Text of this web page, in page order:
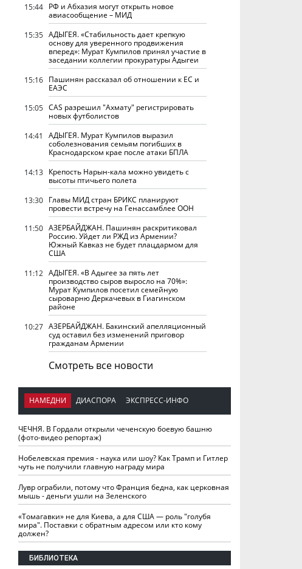
15:44 РФ и Абхазия могут открыть новое
авиасообщение – МИД
15:35 АДЫГЕЯ. «Стабильность дает крепкую
основу для уверенного продвижения
вперед»: Мурат Кумпилов принял участие в
заседании коллегии прокуратуры Адыгеи
15:16 Пашинян рассказал об отношении к ЕС и
ЕАЭС
15:05 CAS разрешил "Ахмату" регистрировать
новых футболистов
14:41
АДЫГЕЯ. Мурат Кумпилов выразил
соболезнования семьям погибших в
Краснодарском крае после атаки БПЛА
14:13 Крепость Нарын-кала можно увидеть с
высоты птичьего полета
13:30 Главы МИД стран БРИКС планируют
провести встречу на Генассамблее ООН
11:50 АЗЕРБАЙДЖАН. Пашинян раскритиковал
Россию. Уйдет ли РЖД из Армении?
Южный Кавказ не будет плацдармом для
США
11:12 АДЫГЕЯ. «В Адыгее за пять лет
производство сыров выросло на 70%»:
Мурат Кумпилов посетил семейную
сыроварню Деркачевых в Гиагинском
районе
10:27 АЗЕРБАЙДЖАН. Бакинский апелляционный
суд оставил без изменений приговор
гражданам Армении
Смотреть все новости
НАМЕДНИ ДИАСПОРА ЭКСПРЕСС-ИНФО
ЧЕЧНЯ. В Гордали открыли чеченскую боевую башню
(фото-видео репортаж)
Нобелевская премия - наука или шоу? Как Трамп и Гитлер
чуть не получили главную награду мира
Лувр ограбили, потому что Франция бедна, как церковная
мышь - деньги ушли на Зеленского
«Томагавки» не для Киева, а для США — роль "голубя
мира". Поставки с обратным адресом или кто кому
должен?
БИБЛИОТЕКА